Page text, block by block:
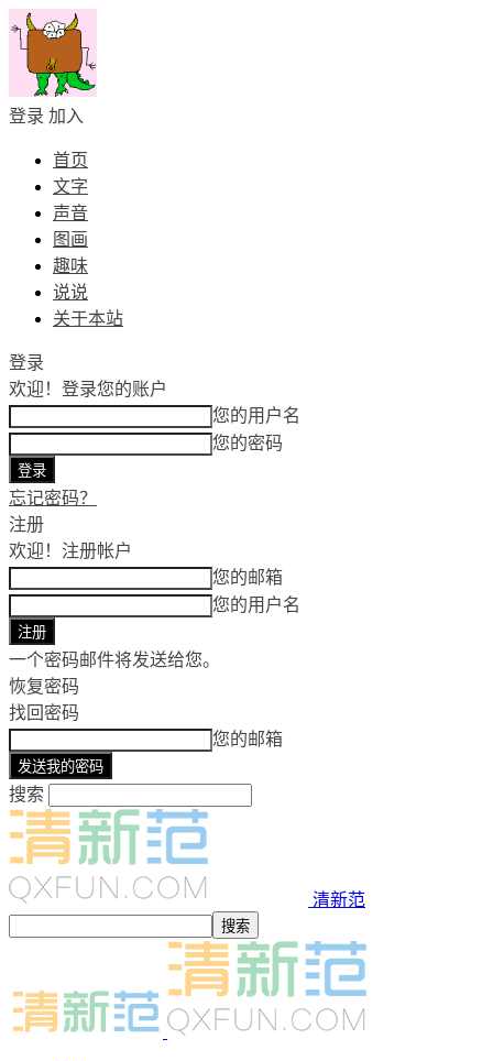
登录 加入
首页
文字
声音
图画
趣味
说说
关于本站
登录
欢迎！ 登录您的账户
您的用户名
您的密码
忘记密码？
注册
欢迎！ 注册帐户
您的邮箱
您的用户名
一个密码邮件将发送给您。
恢复密码
找回密码
您的邮箱
搜索
清新范